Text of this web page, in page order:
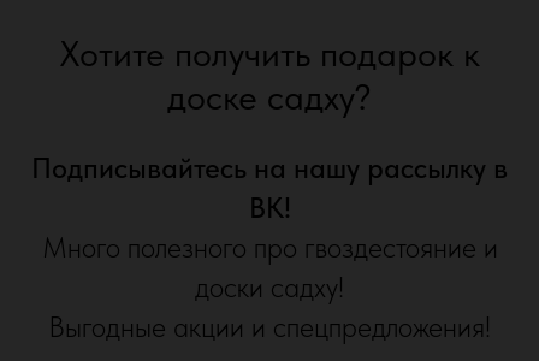
Хотите получить подарок к
доске садху?
Подписывайтесь на нашу рассылку в
ВК!
Много полезного про гвоздестояние и
доски садху!
Выгодные акции и спецпредложения!